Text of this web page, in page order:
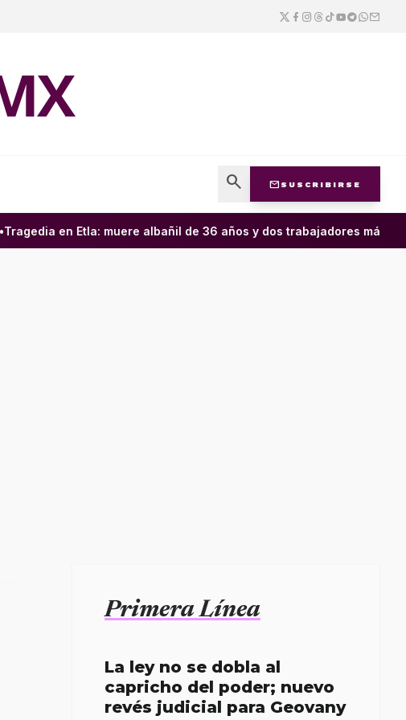
search mail SUSCRIBIRSE
en Etla: muere albañil de 36 años y dos trabajadores más
Primera Línea
La ley no se dobla al
capricho del poder; nuevo
revés judicial para Geovany